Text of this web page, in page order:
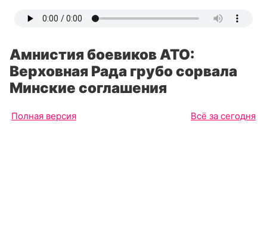
Амнистия боевиков АТО:
Верховная Рада грубо сорвала
Минские соглашения
Полная версия Всё за сегодня